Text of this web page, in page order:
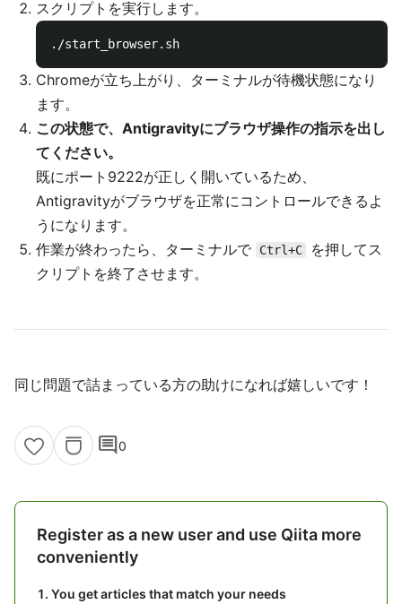
スクリプトを実行します。
Chromeが立ち上がり、ターミナルが待機状態になり
ます。
この状態で、Antigravityにブラウザ操作の指示を出し
てください。
既にポート9222が正しく開いているため、
Antigravityがブラウザを正常にコントロールできるよ
うになります。
作業が終わったら、ターミナルで
Ctrl+C
を押してス
クリプトを終了させます。
同じ問題で詰まっている方の助けになれば嬉しいです！
comment0
Register as a new user and use Qiita more
conveniently
You get articles that match your needs